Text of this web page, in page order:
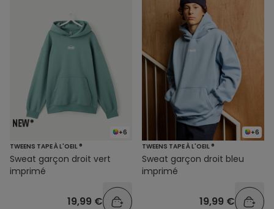
+6
TWEENS TAPE À L'OEIL ®
Sweat garçon droit vert
imprimé
19,99 €
+6
TWEENS TAPE À L'OEIL ®
Sweat garçon droit bleu
imprimé
19,99 €